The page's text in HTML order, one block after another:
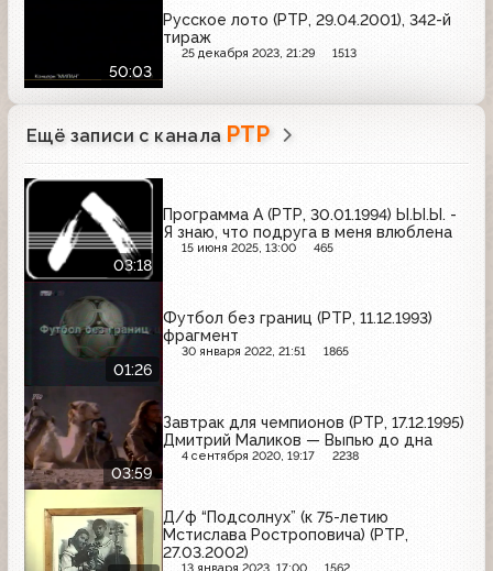
50:03
Русское лото (РТР, 29.04.2001), 342-й
тираж
25 декабря 2023, 21:29 1513
Ещё записи с канала РТР
03:18
Программа А (РТР, 30.01.1994) Ы.Ы.Ы. -
Я знаю, что подруга в меня влюблена
15 июня 2025, 13:00 465
01:26
Футбол без границ (РТР, 11.12.1993)
фрагмент
30 января 2022, 21:51 1865
03:59
Завтрак для чемпионов (РТР, 17.12.1995)
Дмитрий Маликов — Выпью до дна
4 сентября 2020, 19:17 2238
Д/ф “Подсолнух” (к 75-летию
Мстислава Ростроповича) (РТР,
27.03.2002)